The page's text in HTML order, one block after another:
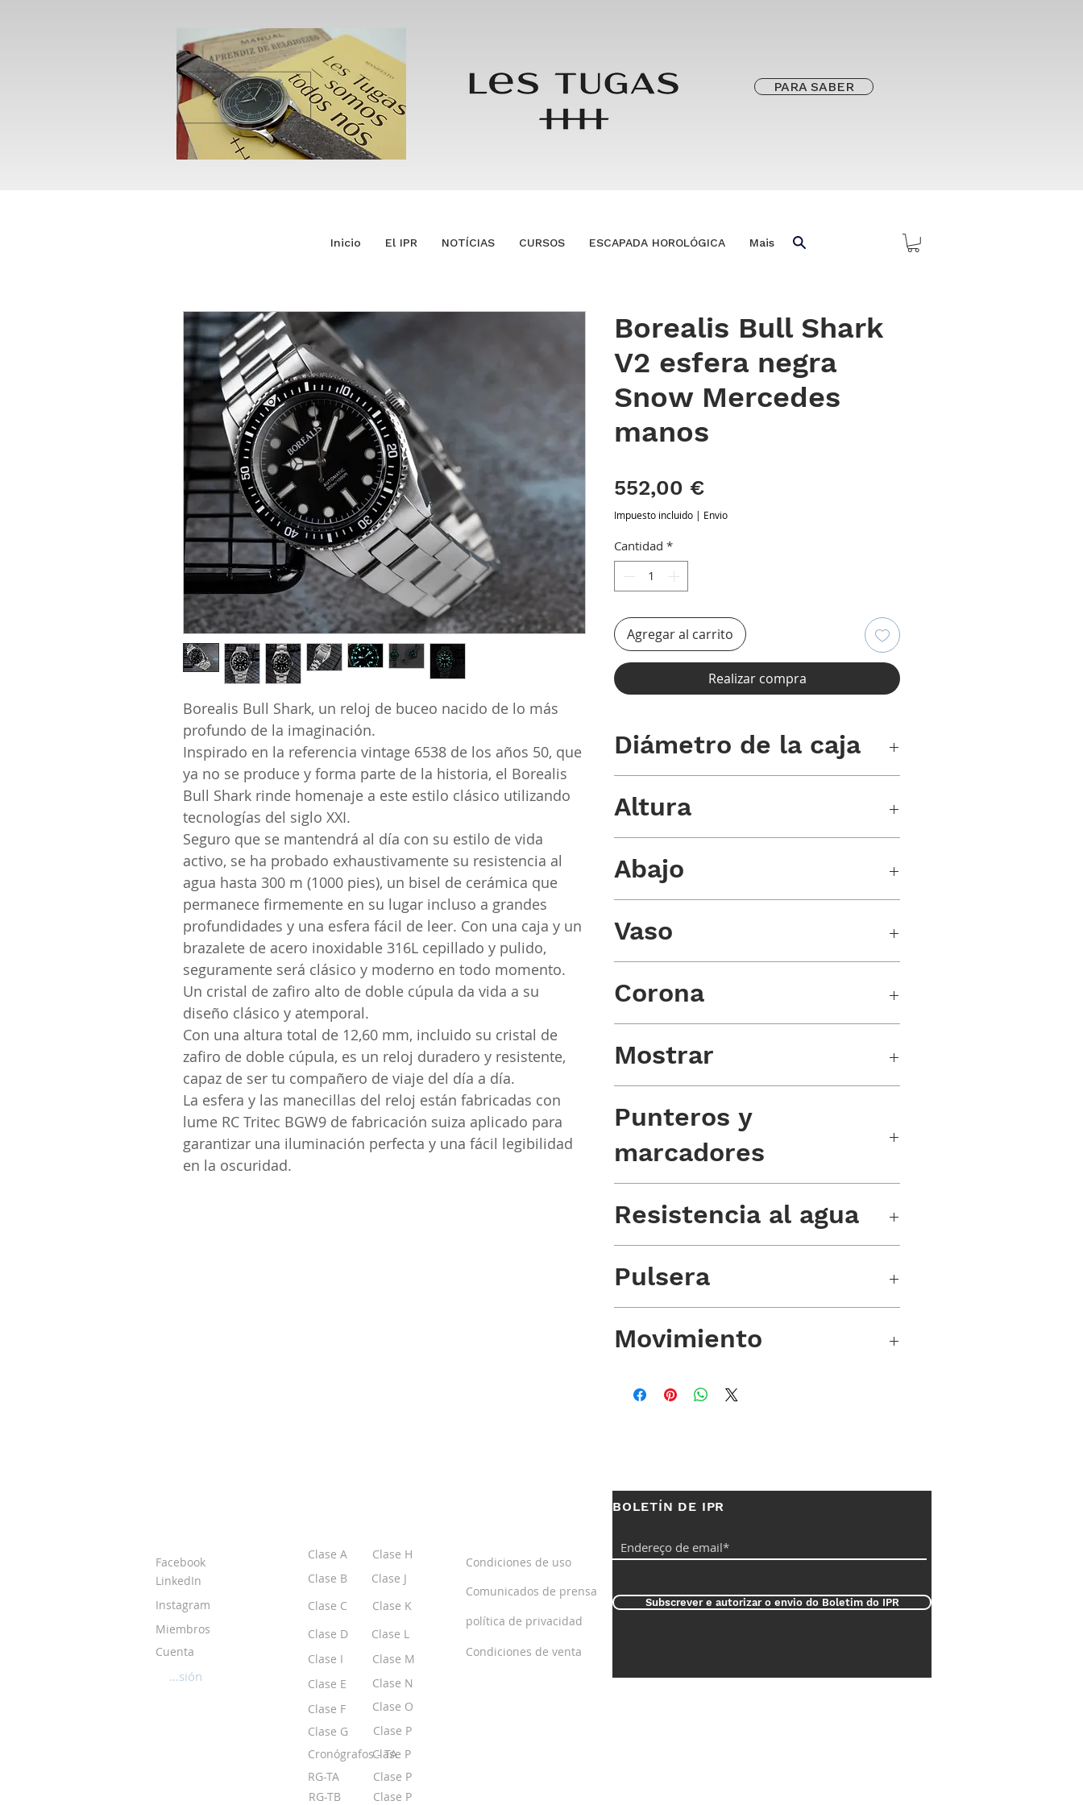
PARA SABER
Inicio El IPR NOTÍCIAS CURSOS ESCAPADA HOROLÓGICA Mais
Borealis Bull Shark, un reloj de buceo nacido de lo más
profundo de la imaginación.
Inspirado en la referencia vintage 6538 de los años 50, que
ya no se produce y forma parte de la historia, el Borealis
Bull Shark rinde homenaje a este estilo clásico utilizando
tecnologías del siglo XXI.
Seguro que se mantendrá al día con su estilo de vida
activo, se ha probado exhaustivamente su resistencia al
agua hasta 300 m (1000 pies), un bisel de cerámica que
permanece firmemente en su lugar incluso a grandes
profundidades y una esfera fácil de leer. Con una caja y un
brazalete de acero inoxidable 316L cepillado y pulido,
seguramente será clásico y moderno en todo momento.
Un cristal de zafiro alto de doble cúpula da vida a su
diseño clásico y atemporal.
Con una altura total de 12,60 mm, incluido su cristal de
zafiro de doble cúpula, es un reloj duradero y resistente,
capaz de ser tu compañero de viaje del día a día.
La esfera y las manecillas del reloj están fabricadas con
lume RC Tritec BGW9 de fabricación suiza aplicado para
garantizar una iluminación perfecta y una fácil legibilidad
en la oscuridad.
Borealis Bull Shark
V2 esfera negra
Snow Mercedes
manos
552,00 €Precio
Impuesto incluido | Envio
Cantidad *
Agregar al carrito
Realizar compra
Diámetro de la caja
Altura
Abajo
Vaso
Corona
Mostrar
Punteros y
marcadores
Resistencia al agua
Pulsera
Movimiento
Facebook
LinkedIn
Instagram
Miembros
Cuenta
Iniciar sesión
Clase A
Clase H
Clase B
Clase J
Clase C
Clase K
Clase D
Clase L
Clase I
Clase M
Clase E
Clase F
Clase G
Clase P
Cronógrafos - TA
RG-TA
RG-TB
Condiciones de uso
Comunicados de prensa
política de privacidad
Condiciones de venta
BOLETÍN DE IPR
Subscrever e autorizar o envio do Boletim do IPR
Clase N
Clase O
Clase P
Clase P
Clase P